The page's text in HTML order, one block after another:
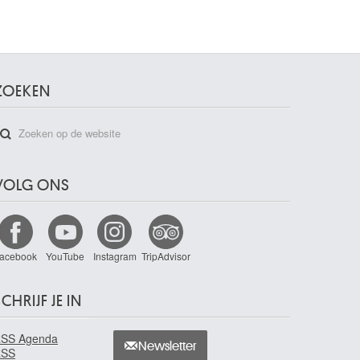
ONS
YouTube Instagram TripAdvisor
JE IN
Agenda
Newsletter